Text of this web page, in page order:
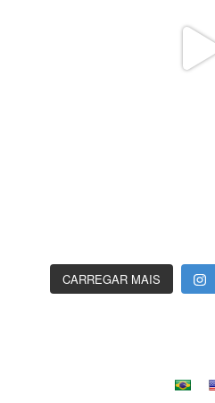
CARREGAR MAIS